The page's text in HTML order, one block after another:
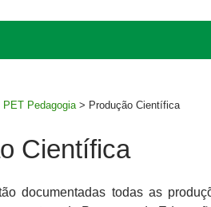
PET Pedagogia > Produção Científica
Científica
documentadas todas as